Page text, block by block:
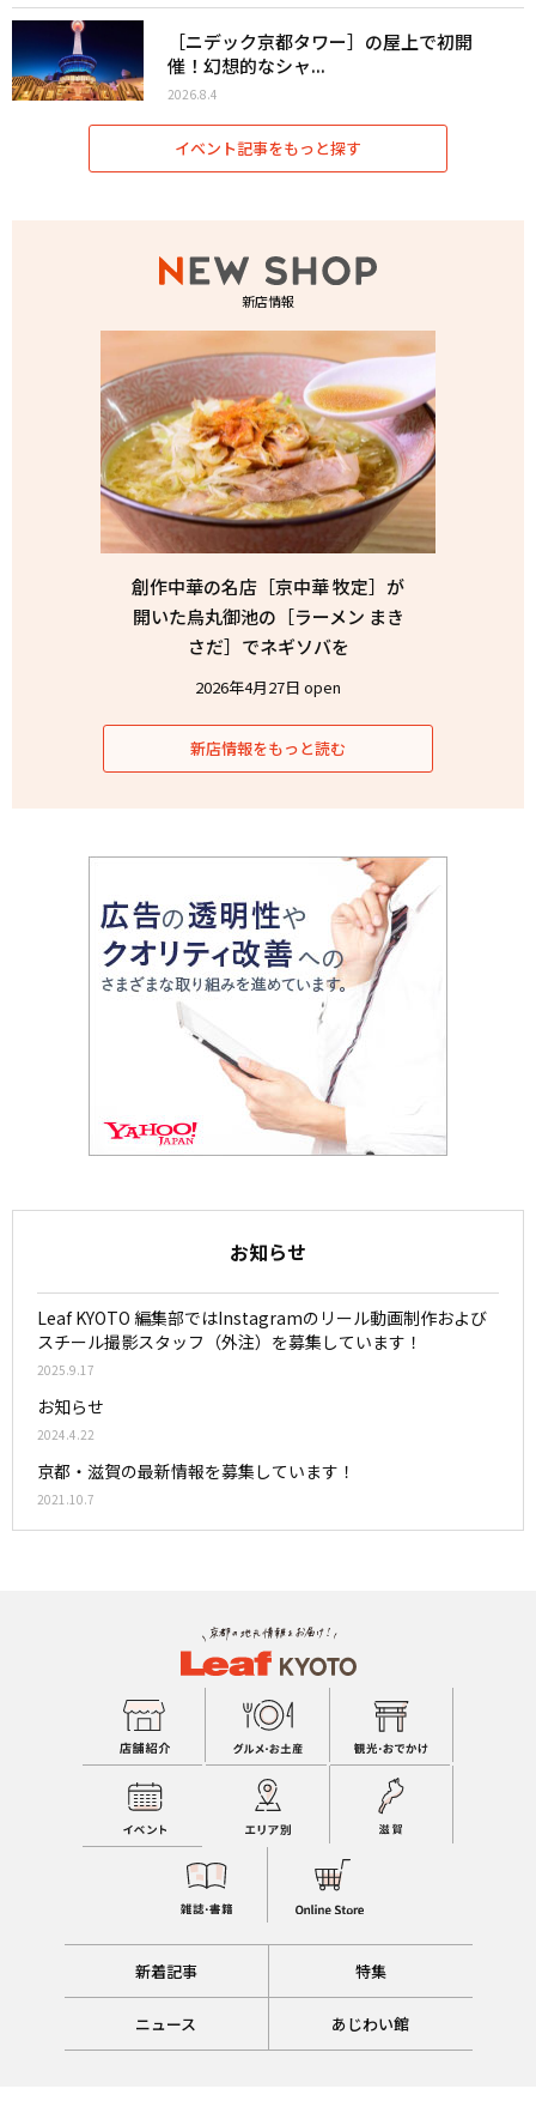
［ニデック京都タワー］の屋上で初開
催！幻想的なシャ...
2026.8.4
イベント記事をもっと探す
新店情報
創作中華の名店［京中華 牧定］が
開いた烏丸御池の［ラーメン まき
さだ］でネギソバを
2026年4月27日 open
新店情報をもっと読む
お知らせ
Leaf KYOTO 編集部ではInstagramのリール動画制作および
スチール撮影スタッフ（外注）を募集しています！
2025.9.17
お知らせ
2024.4.22
京都・滋賀の最新情報を募集しています！
2021.10.7
新着記事 特集
ニュース あじわい館